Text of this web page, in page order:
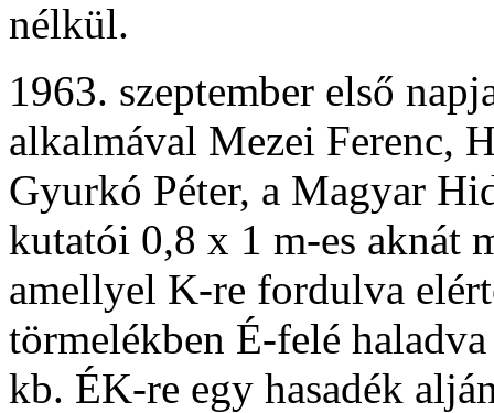
nélkül.
1963. szeptember első
alkalmával Mezei Ferenc,
Gyurkó Péter, a Magyar
kutatói 0,8 x 1 m-es aknát
amellyel K-re fordulva
törmelékben É-felé
kb. ÉK-re egy hasadék